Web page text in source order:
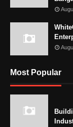
Most Popular